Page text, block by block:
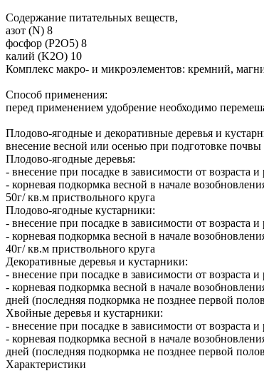
Содержание питательных веществ,
азот (N) 8
фосфор (Р2О5) 8
калий (K2O) 10
Комплекс макро- и микроэлементов: кремний,
Способ применения:
перед применением удобрение необходимо
Плодово-ягодные и декоративные деревья и
внесение весной или осенью при подготовке
Плодово-ягодные деревья:
- внесение при посадке в зависимости от возраста
- корневая подкормка весной в начале
50г/ кв.м приствольного круга
Плодово-ягодные кустарники:
- внесение при посадке в зависимости от возраста
- корневая подкормка весной в начале
40г/ кв.м приствольного круга
Декоративные деревья и кустарники:
- внесение при посадке в зависимости от возраста
- корневая подкормка весной в начале
дней (последняя подкормка не позднее первой
Хвойные деревья и кустарники:
- внесение при посадке в зависимости от возраста
- корневая подкормка весной в начале
дней (последняя подкормка не позднее первой
Характеристики